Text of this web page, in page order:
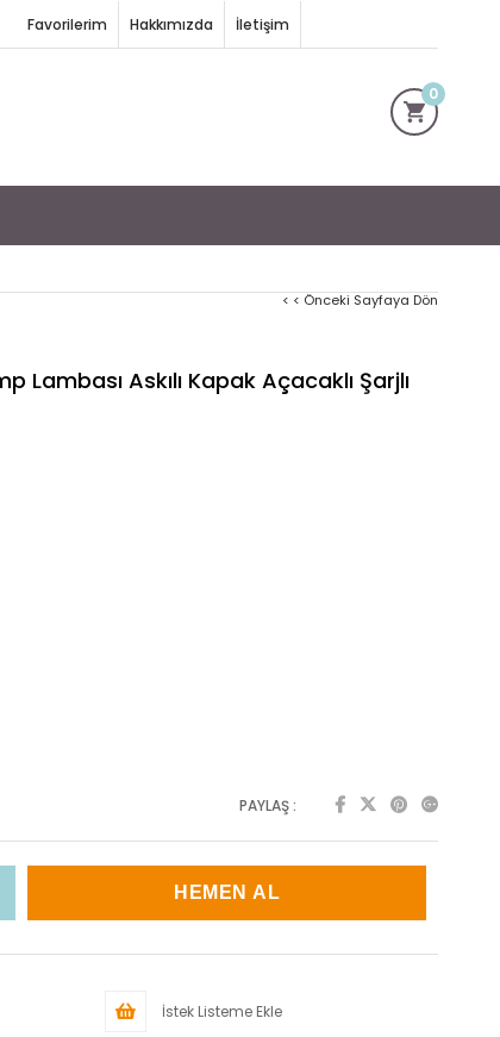
Hakkımızda İletişim
Favorilerim
0
< < Önceki Sayfaya Dön
Lambası Askılı Kapak Açacaklı Şarjlı
PAYLAŞ :
İstek Listeme Ekle